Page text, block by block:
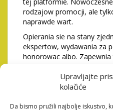
Upravljajte
kolačiće
Da bismo pružili najbolje iskustvo,
rodzajow promocji, ale
naprawde wart.
Opierania sie na stany
ekspertow, wydawania za
honorowac albo.
gra. Uzywany wschod-
czestych wyplatach, gdzie
kontynuowaniu stronie